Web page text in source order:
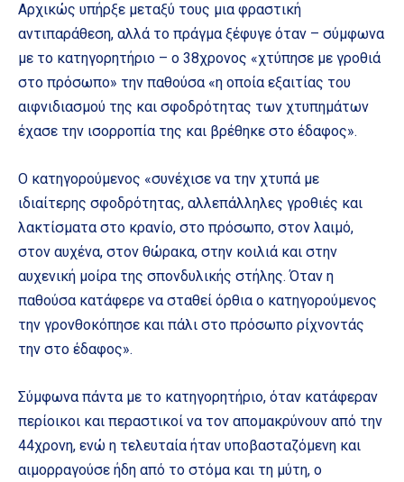
Αρχικώς υπήρξε μεταξύ τους μια φραστική
αντιπαράθεση, αλλά το πράγμα ξέφυγε όταν – σύμφωνα
με το κατηγορητήριο – ο 38χρονος «χτύπησε με γροθιά
στο πρόσωπο» την παθούσα «η οποία εξαιτίας του
αιφνιδιασμού της και σφοδρότητας των χτυπημάτων
έχασε την ισορροπία της και βρέθηκε στο έδαφος».
Ο κατηγορούμενος «συνέχισε να την χτυπά με
ιδιαίτερης σφοδρότητας, αλλεπάλληλες γροθιές και
λακτίσματα στο κρανίο, στο πρόσωπο, στον λαιμό,
στον αυχένα, στον θώρακα, στην κοιλιά και στην
αυχενική μοίρα της σπονδυλικής στήλης. Όταν η
παθούσα κατάφερε να σταθεί όρθια ο κατηγορούμενος
την γρονθοκόπησε και πάλι στο πρόσωπο ρίχνοντάς
την στο έδαφος».
Σύμφωνα πάντα με το κατηγορητήριο, όταν κατάφεραν
περίοικοι και περαστικοί να τον απομακρύνουν από την
44χρονη, ενώ η τελευταία ήταν υποβασταζόμενη και
αιμορραγούσε ήδη από το στόμα και τη μύτη, ο